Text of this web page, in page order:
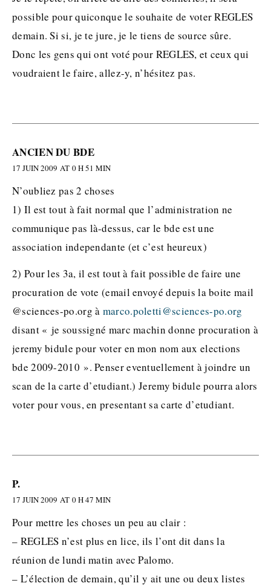
possible pour quiconque le souhaite de voter REGLES
demain. Si si, je te jure, je le tiens de source sûre.
Donc les gens qui ont voté pour REGLES, et ceux qui
voudraient le faire, allez-y, n’hésitez pas.
ANCIEN DU BDE
17 JUIN 2009 AT 0 H 51 MIN
N’oubliez pas 2 choses
1) Il est tout à fait normal que l’administration ne
communique pas là-dessus, car le bde est une
association independante (et c’est heureux)
2) Pour les 3a, il est tout à fait possible de faire une
procuration de vote (email envoyé depuis la boite mail
@sciences-po.org à marco.poletti@sciences-po.org
disant « je soussigné marc machin donne procuration à
jeremy bidule pour voter en mon nom aux elections
bde 2009-2010 ». Penser eventuellement à joindre un
scan de la carte d’etudiant.) Jeremy bidule pourra alors
voter pour vous, en presentant sa carte d’etudiant.
P.
17 JUIN 2009 AT 0 H 47 MIN
Pour mettre les choses un peu au clair :
– REGLES n’est plus en lice, ils l’ont dit dans la
réunion de lundi matin avec Palomo.
– L’élection de demain, qu’il y ait une ou deux listes